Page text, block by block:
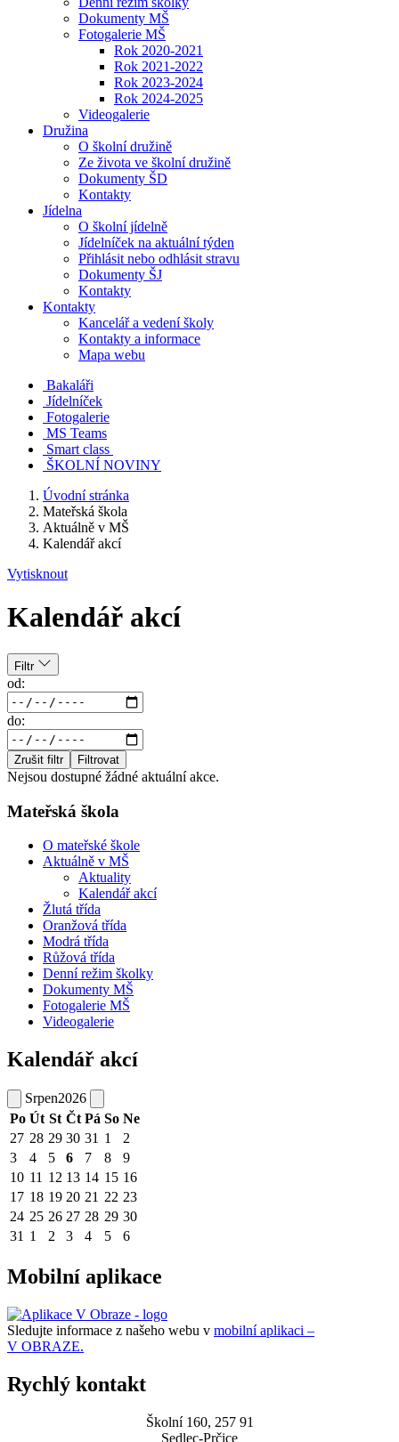
Dokumenty MŠ
Fotogalerie MŠ
Rok 2020-2021
Rok 2021-2022
Rok 2023-2024
Rok 2024-2025
Videogalerie
Družina
O školní družině
Ze života ve školní družině
Dokumenty ŠD
Kontakty
Jídelna
O školní jídelně
Jídelníček na aktuální týden
Přihlásit nebo odhlásit stravu
Dokumenty ŠJ
Kontakty
Kontakty
Kancelář a vedení školy
Kontakty a informace
Mapa webu
Bakaláři
Jídelníček
Fotogalerie
MS Teams
Smart class
ŠKOLNÍ NOVINY
Úvodní stránka
Mateřská škola
Aktuálně v MŠ
Kalendář akcí
Vytisknout
Kalendář akcí
Filtr
od:
do:
Zrušit filtr Filtrovat
Nejsou dostupné žádné aktuální akce.
Mateřská škola
O mateřské škole
Aktuálně v MŠ
Aktuality
Kalendář akcí
Žlutá třída
Oranžová třída
Modrá třída
Růžová třída
Denní režim školky
Dokumenty MŠ
Fotogalerie MŠ
Videogalerie
Kalendář akcí
Srpen2026
Po Út St Čt Pá So Ne
27 28 29 30 31 1
2
3
4 5 6 7 8
9
10 11 12 13 14 15 16
17 18 19 20 21 22 23
24 25 26 27 28 29 30
31 1 2 3 4 5 6
Mobilní aplikace
Sledujte informace z našeho webu v mobilní aplikaci –
V OBRAZE.
Rychlý kontakt
Školní 160, 257 91
Sedlec-Prčice